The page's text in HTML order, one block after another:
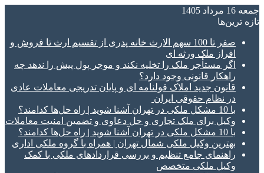
جمعه 16 مرداد 1405
تازه‌ ترین‌ها
صفر تا 100 سهم الارث خانه پدری از تقسیم ارث تا فروش و
افراز ملک ورثه ای
اگر مستأجر ملک را تخلیه نکند و موجر پول پیش را ندهد چه
راهکار قانونی وجود دارد؟
قانون جدید املاک قولنامه ای و پایان تدریجی معاملات عادی
در نظام حقوقی ایران
با 10 مشکل ملکی در تهران آشنا شوید | راه حل‌ها کدامند؟
وکیل برای ملک تجاری و حل دعاوی و تضمین امنیت معاملات
با 10 مشکل ملکی در تهران آشنا شوید | راه حل‌ها کدامند؟
بهترین وکیل ملکی شمال تهران | همراه با گروه ملکی اداری
راهنمای جامع تنظیم و بررسی قراردادهای ملکی با کمک
وکیل ملکی متخصص